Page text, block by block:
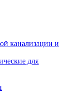
канализации и
для